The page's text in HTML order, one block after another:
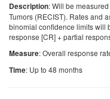
Description: Will be
Tumors (RECIST). Rates and
binomial confidence limits will
response [CR] + partial
Measure: Overall response
Time: Up to 48 months